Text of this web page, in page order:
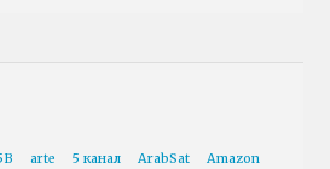
arte 5 канал ArabSat
Amazon